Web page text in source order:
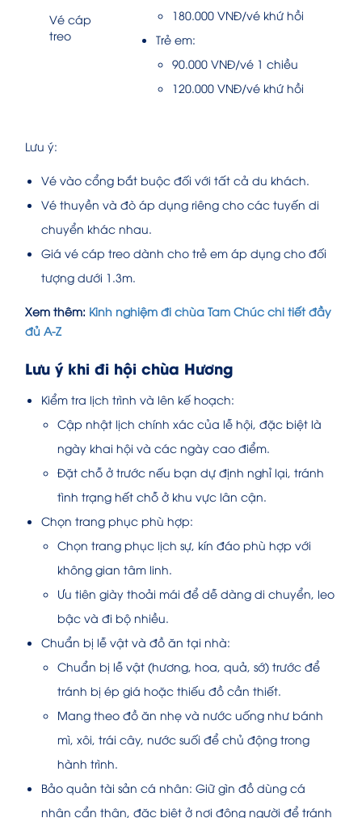
Vé cáp
treo
180.000 VNĐ/vé khứ hồi
Trẻ em:
90.000 VNĐ/vé 1 chiều
120.000 VNĐ/vé khứ hồi
Lưu ý:
Vé vào cổng bắt buộc đối với tất cả du khách.
Vé thuyền và đò áp dụng riêng cho các tuyến di
chuyển khác nhau.
Giá vé cáp treo dành cho trẻ em áp dụng cho đối
tượng dưới 1.3m.
Xem thêm: Kinh nghiệm đi chùa Tam Chúc chi tiết đầy
đủ A-Z
Lưu ý khi đi hội chùa Hương
Kiểm tra lịch trình và lên kế hoạch:
Cập nhật lịch chính xác của lễ hội, đặc biệt là
ngày khai hội và các ngày cao điểm.
Đặt chỗ ở trước nếu bạn dự định nghỉ lại, tránh
tình trạng hết chỗ ở khu vực lân cận.
Chọn trang phục phù hợp:
Chọn trang phục lịch sự, kín đáo phù hợp với
không gian tâm linh.
Ưu tiên giày thoải mái để dễ dàng di chuyển, leo
bậc và đi bộ nhiều.
Chuẩn bị lễ vật và đồ ăn tại nhà:
Chuẩn bị lễ vật (hương, hoa, quả, sớ) trước để
tránh bị ép giá hoặc thiếu đồ cần thiết.
Mang theo đồ ăn nhẹ và nước uống như bánh
mì, xôi, trái cây, nước suối để chủ động trong
hành trình.
Bảo quản tài sản cá nhân: Giữ gìn đồ dùng cá
nhân cẩn thận, đặc biệt ở nơi đông người để tránh